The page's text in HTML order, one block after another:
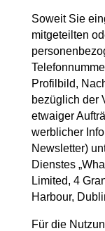
Soweit Sie
mitgeteilten
Profilbild,
bezüglich der
etwaiger
werblicher
Newsletter)
Dienstes
Limited, 4
Harbour,
Für die